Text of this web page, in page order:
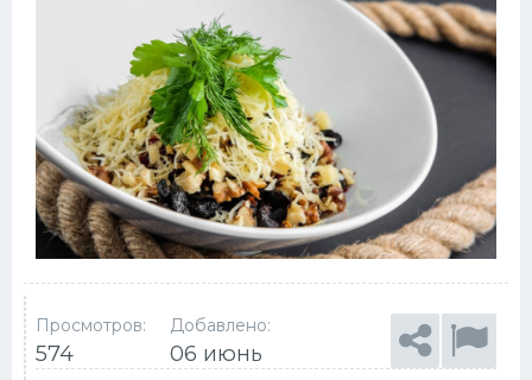
Просмотров:
574
Добавлено:
06 июнь